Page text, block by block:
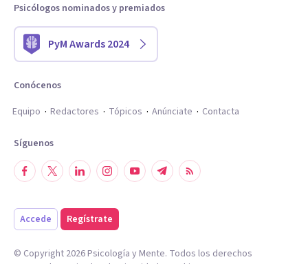
Psicólogos nominados y premiados
PyM Awards 2024
Conócenos
Equipo
Redactores Tópicos Anúnciate Contacta
Síguenos
Accede Regístrate
© Copyright 2026Psicología y Mente. Todos los derechos